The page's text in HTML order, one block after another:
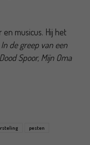
musicus. Hij het
In de greep van een
Dood Spoor, Mijn Oma
pesten